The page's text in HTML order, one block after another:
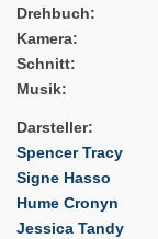
Drehbuch
Kamera
Schnitt
Musik
Darsteller
Spencer Tracy
Signe Hasso
Hume Cronyn
Jessica Tandy